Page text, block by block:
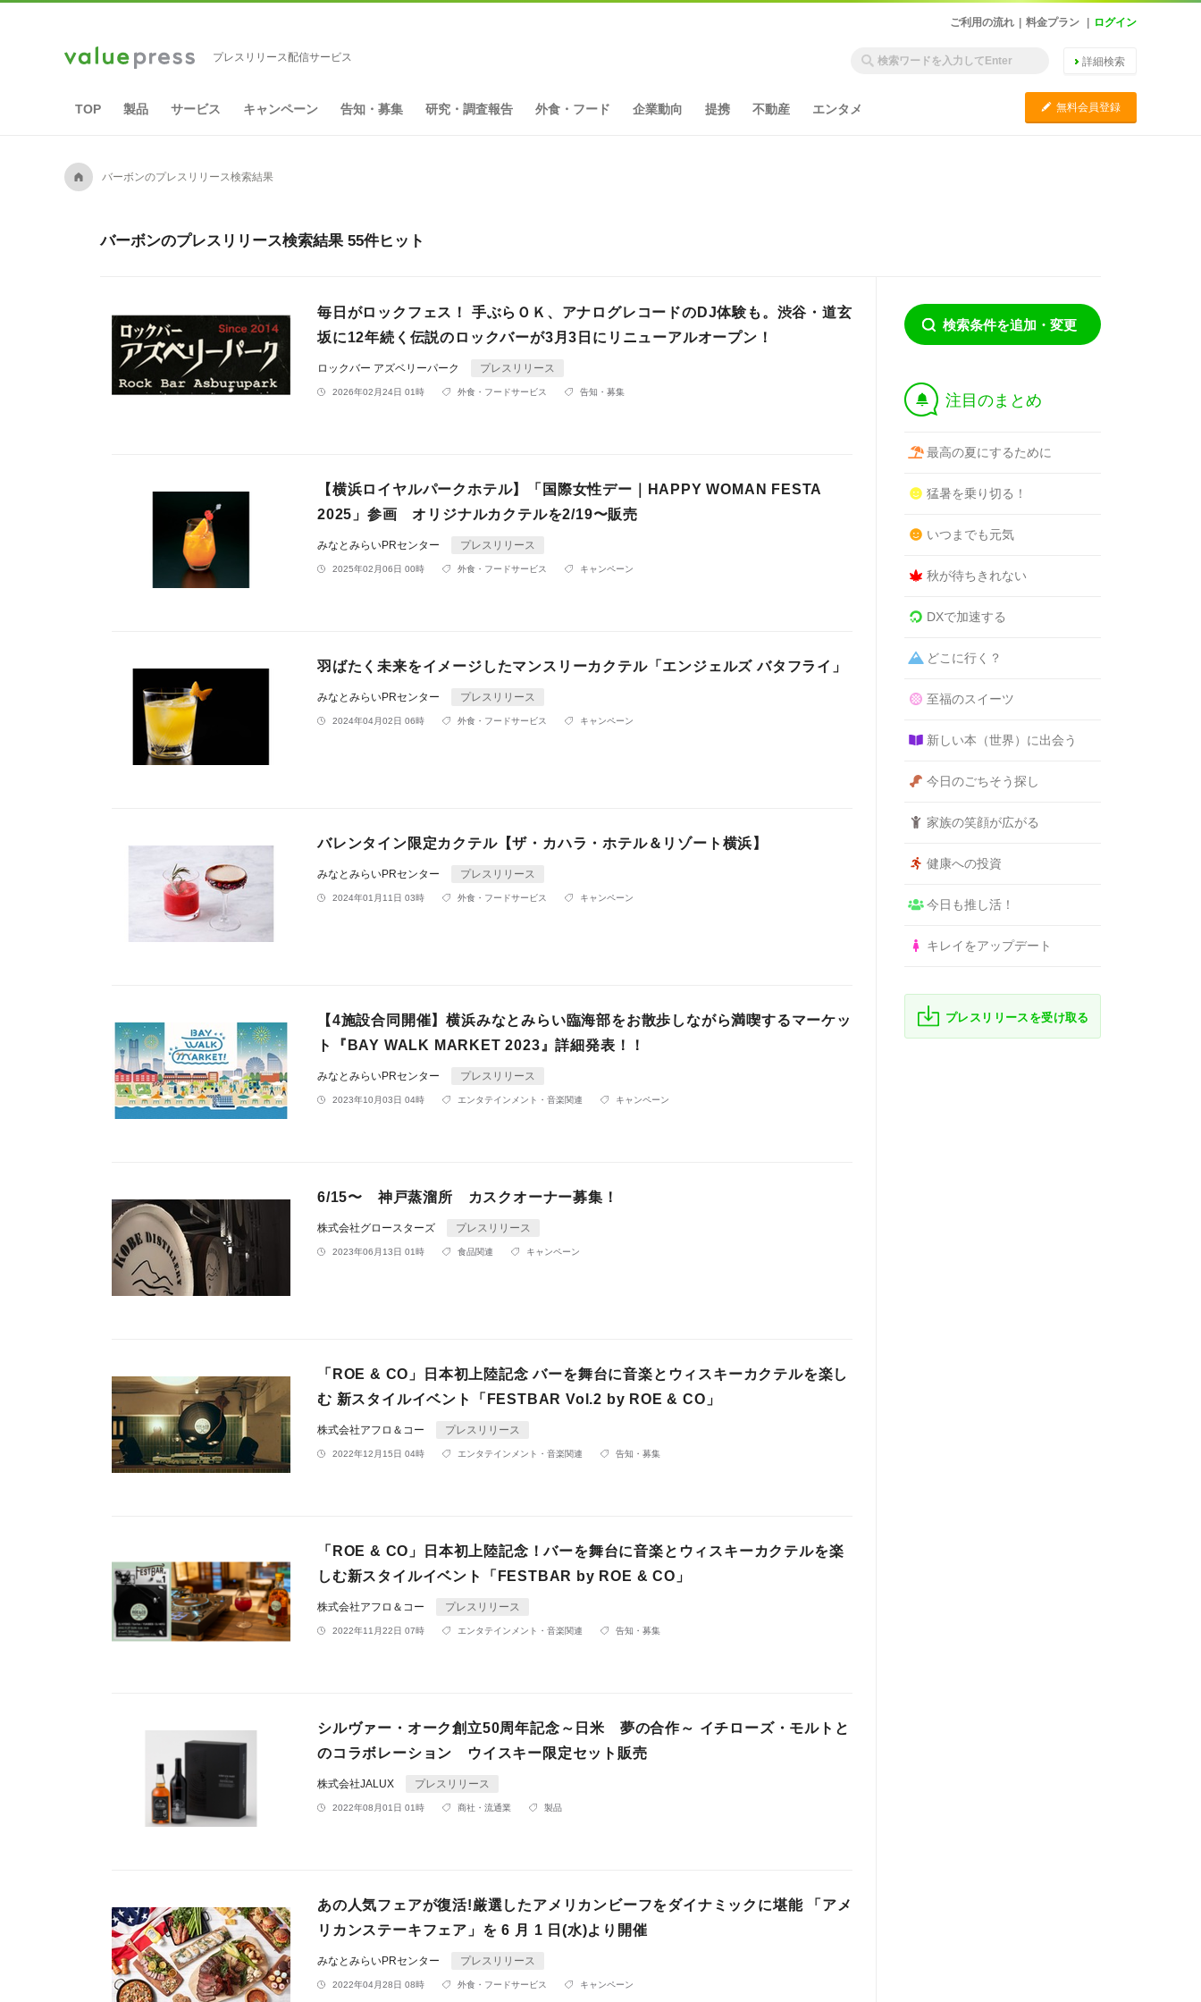
ご利用の流れ 料金プラン ログイン
プレスリリース配信サービス 詳細検索
TOP 製品 サービス キャンペーン 告知・募集 研究・調査報告 外食・フード 企業動向 提携 不動産 エンタメ C 無料会員登録
A バーボンのプレスリリース検索結果
バーボンのプレスリリース検索結果 55件ヒット
毎日がロックフェス！ 手ぶらＯＫ、アナログレコードのDJ体験も。渋谷・道玄
坂に12年続く伝説のロックバーが3月3日にリニューアルオープン！
ロックバー アズベリーパーク プレスリリース
2026年02月24日 01時 外食・フードサービス 告知・募集
【横浜ロイヤルパークホテル】「国際女性デー｜HAPPY WOMAN FESTA
2025」参画 オリジナルカクテルを2/19〜販売
みなとみらいPRセンター プレスリリース
2025年02月06日 00時 外食・フードサービス キャンペーン
羽ばたく未来をイメージしたマンスリーカクテル「エンジェルズ バタフライ」
みなとみらいPRセンター プレスリリース
2024年04月02日 06時 外食・フードサービス キャンペーン
バレンタイン限定カクテル【ザ・カハラ・ホテル＆リゾート横浜】
みなとみらいPRセンター プレスリリース
2024年01月11日 03時 外食・フードサービス キャンペーン
【4施設合同開催】横浜みなとみらい臨海部をお散歩しながら満喫するマーケッ
ト『BAY WALK MARKET 2023』詳細発表！！
みなとみらいPRセンター プレスリリース
2023年10月03日 04時 エンタテインメント・音楽関連 キャンペーン
6/15〜 神戸蒸溜所 カスクオーナー募集！
株式会社グロースターズ プレスリリース
2023年06月13日 01時 食品関連 キャンペーン
「ROE & CO」日本初上陸記念 バーを舞台に音楽とウィスキーカクテルを楽し
む 新スタイルイベント「FESTBAR Vol.2 by ROE & CO」
株式会社アフロ＆コー プレスリリース
2022年12月15日 04時 エンタテインメント・音楽関連 告知・募集
「ROE & CO」日本初上陸記念！バーを舞台に音楽とウィスキーカクテルを楽
しむ新スタイルイベント「FESTBAR by ROE & CO」
株式会社アフロ＆コー プレスリリース
2022年11月22日 07時 エンタテインメント・音楽関連 告知・募集
シルヴァー・オーク創立50周年記念～日米 夢の合作～ イチローズ・モルトと
のコラボレーション ウイスキー限定セット販売
株式会社JALUX プレスリリース
2022年08月01日 01時 商社・流通業 製品
あの人気フェアが復活!厳選したアメリカンビーフをダイナミックに堪能 「アメ
リカンステーキフェア」を 6 月 1 日(水)より開催
みなとみらいPRセンター プレスリリース
2022年04月28日 08時 外食・フードサービス キャンペーン
検索条件を追加・変更
† 注目のまとめ
最高の夏にするために
猛暑を乗り切る！
いつまでも元気
秋が待ちきれない
DXで加速する
どこに行く？
至福のスイーツ
新しい本（世界）に出会う
今日のごちそう探し
家族の笑顔が広がる
健康への投資
今日も推し活！
キレイをアップデート
プレスリリースを受け取る